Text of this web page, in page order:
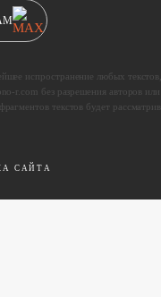
испространение любых
r.com без разрешения авторов
текстов будет
САЙТА